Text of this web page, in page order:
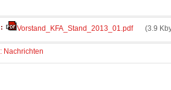
Vorstand_KFA_Stand_2013_01.pdf (3.9
Nachrichten